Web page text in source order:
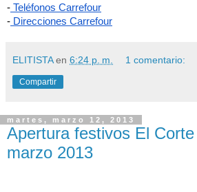
- Teléfonos Carrefour
- Direcciones Carrefour
ELITISTA en 6:24 p. m. 1 comentario:
Compartir
martes, marzo 12, 2013
Apertura festivos El
marzo 2013